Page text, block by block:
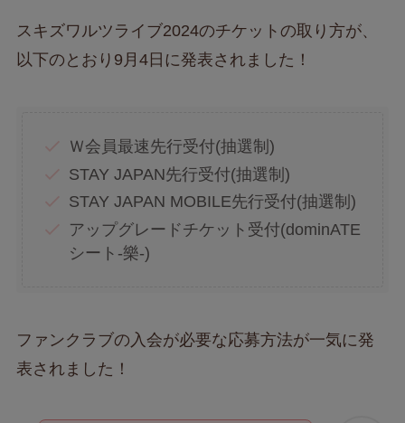
スキズワルツライブ2024のチケットの取り方が、
以下のとおり9月4日に発表されました！
Ｗ会員最速先行受付(抽選制)
STAY JAPAN先行受付(抽選制)
STAY JAPAN MOBILE先行受付(抽選制)
アップグレードチケット受付(dominATE
シート-樂-)
ファンクラブの入会が必要な応募方法が一気に発
表されました！